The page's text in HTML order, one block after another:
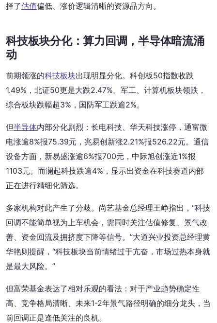
择了估值偏低、涨价逻辑清晰的资源品方向。
科技板块分化：算力回调，半导体暗流涌
动
前期领涨的科技板块出现明显分化。科创板50指数收跌
1.49%，北证50更是大跌2.47%。军工、计算机板块领跌，
综合板块跌幅超3%，国防军工跌逾2%。
但半导体内部分化剧烈：长电科技、华天科技涨停，通富微
电涨逾8%报75.39元，兆易创新涨2.21%报526.22元。通信
设备方面，新易盛涨逾6%报700元，中际旭创涨近1%报
1103元。而澜起科技跌逾4%，显示出资金在科技赛道内部
正在进行精细化筛选。
多家机构对此产生了分歧。尚艺基金总经理王峥指出，“科技
回调不能简单视为上车机会，需同时关注估值修复、景气改
善、资金回流及拥挤度下降等信号。”大道兴业投资总经理黄
华艳则提醒，“科技板块当前情绪过于亢奋，市场过热本身就
是最大风险。”
但富荣基金表达了相对乐观的看法：对于产业趋势确定性
高、竞争格局清晰、未来1-2年景气路径明确的细分龙头，当
前回调正是逢低关注的良机。